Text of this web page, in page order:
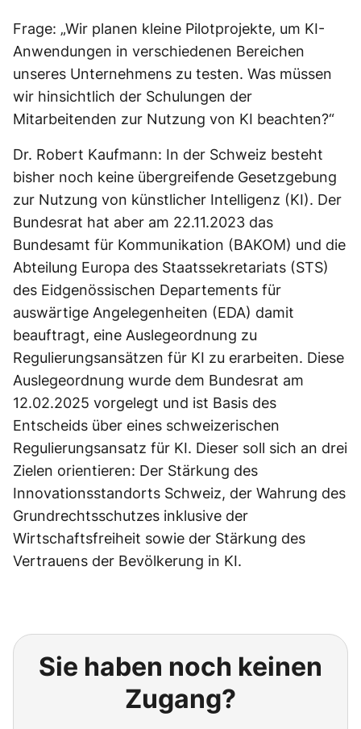
Frage: „Wir planen kleine Pilotprojekte, um KI-
Anwendungen in verschiedenen Bereichen
unseres Unternehmens zu testen. Was müssen
wir hinsichtlich der Schulungen der
Mitarbeitenden zur Nutzung von KI beachten?“
Dr. Robert Kaufmann: In der Schweiz besteht
bisher noch keine übergreifende Gesetzgebung
zur Nutzung von künstlicher Intelligenz (KI). Der
Bundesrat hat aber am 22.11.2023 das
Bundesamt für Kommunikation (BAKOM) und die
Abteilung Europa des Staatssekretariats (STS)
des Eidgenössischen Departements für
auswärtige Angelegenheiten (EDA) damit
beauftragt, eine Auslegeordnung zu
Regulierungsansätzen für KI zu erarbeiten. Diese
Auslegeordnung wurde dem Bundesrat am
12.02.2025 vorgelegt und ist Basis des
Entscheids über eines schweizerischen
Regulierungsansatz für KI. Dieser soll sich an drei
Zielen orientieren: Der Stärkung des
Innovationsstandorts Schweiz, der Wahrung des
Grundrechtsschutzes inklusive der
Wirtschaftsfreiheit sowie der Stärkung des
Vertrauens der Bevölkerung in KI.
Sie haben noch keinen
Zugang?